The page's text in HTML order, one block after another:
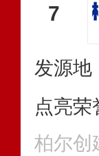
7
发源地
点亮荣
柏尔创